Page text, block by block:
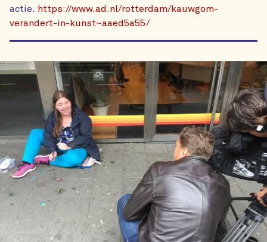
actie. https://www.ad.nl/rotterdam/kauwgom-
verandert-in-kunst~aaed5a55/